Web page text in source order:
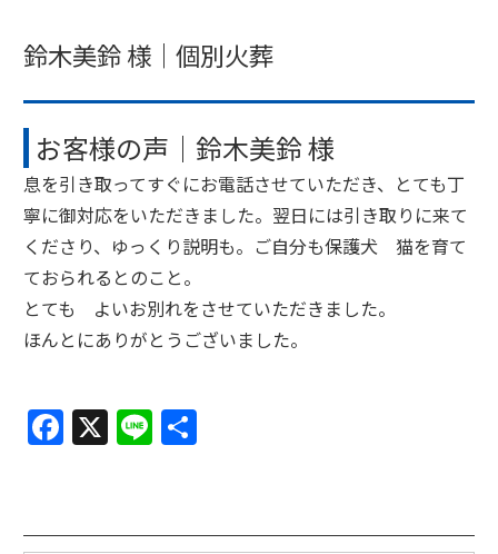
鈴木美鈴 様｜個別火葬
お客様の声｜鈴木美鈴 様
息を引き取ってすぐにお電話させていただき、とても丁
寧に御対応をいただきました。翌日には引き取りに来て
くださり、ゆっくり説明も。ご自分も保護犬 猫を育て
ておられるとのこと。
とても よいお別れをさせていただきました。
ほんとにありがとうございました。
F
e
X Li